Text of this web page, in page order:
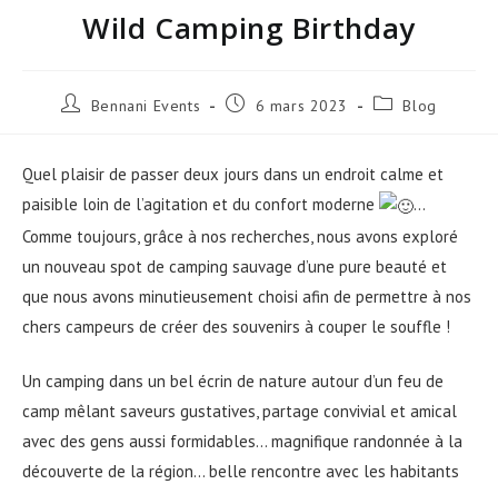
Wild Camping Birthday
Auteur/autrice
publication :
Bennani Events
Publication
6 mars 2023
PostBlog
Quel plaisir de passer deux jours dans un endroit calme et
paisible loin de l’agitation et du confort moderne
…
Comme toujours, grâce à nos recherches, nous avons exploré
un nouveau spot de camping sauvage d’une pure beauté et
que nous avons minutieusement choisi afin de permettre à nos
chers campeurs de créer des souvenirs à couper le souffle !
Un camping dans un bel écrin de nature autour d’un feu de
camp mêlant saveurs gustatives, partage convivial et amical
avec des gens aussi formidables… magnifique randonnée à la
découverte de la région… belle rencontre avec les habitants